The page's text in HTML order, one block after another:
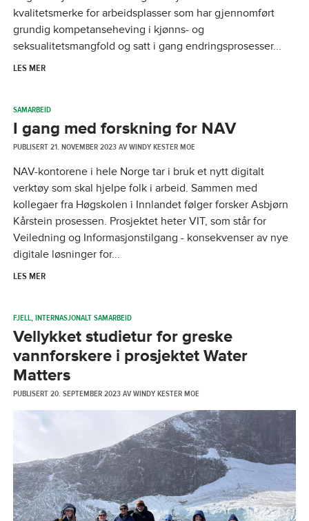
kvalitetsmerke for arbeidsplasser som har gjennomført
grundig kompetanseheving i kjønns- og
seksualitetsmangfold og satt i gang endringsprosesser...
LES MER
SAMARBEID
I gang med forskning for NAV
PUBLISERT21. NOVEMBER 2023AVWINDY KESTER MOE
NAV-kontorene i hele Norge tar i bruk et nytt digitalt
verktøy som skal hjelpe folk i arbeid. Sammen med
kollegaer fra Høgskolen i Innlandet følger forsker Asbjørn
Kårstein prosessen. Prosjektet heter VIT, som står for
Veiledning og Informasjonstilgang - konsekvenser av nye
digitale løsninger for...
LES MER
FJELL,INTERNASJONALT SAMARBEID
Vellykket studietur for greske
vannforskere i prosjektet Water
Matters
PUBLISERT20. SEPTEMBER 2023AVWINDY KESTER MOE